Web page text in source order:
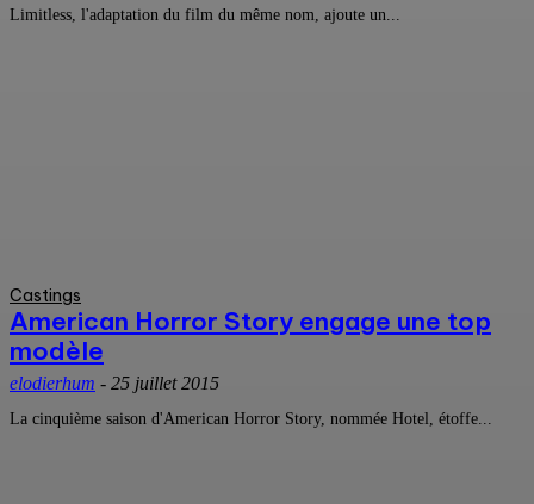
Limitless, l'adaptation du film du même nom, ajoute un...
Castings
American Horror Story engage une top
modèle
elodierhum - 25 juillet 2015
La cinquième saison d'American Horror Story, nommée Hotel, étoffe...